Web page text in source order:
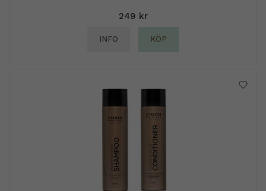
249 kr
INFO KÖP